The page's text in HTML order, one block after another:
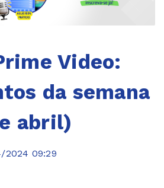
Video:
da semana
abril)
2024 09:29